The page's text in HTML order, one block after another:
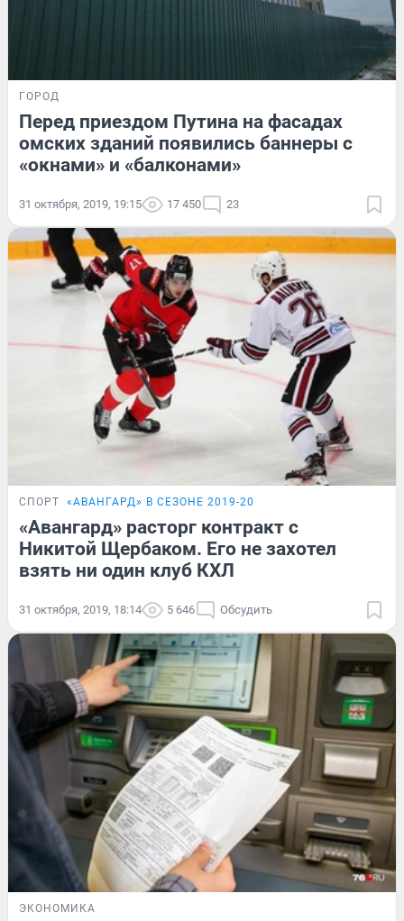
ГОРОД
Перед приездом Путина на фасадах
омских зданий появились баннеры с
«окнами» и «балконами»
31 октября, 2019, 19:15 17 450 23
СПОРТ «АВАНГАРД» В СЕЗОНЕ 2019-20
«Авангард» расторг контракт с
Никитой Щербаком. Его не захотел
взять ни один клуб КХЛ
31 октября, 2019, 18:14 5 646 Обсудить
ЭКОНОМИКА